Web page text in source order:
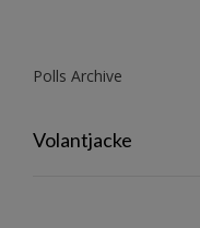
Polls Archive
Volantjacke